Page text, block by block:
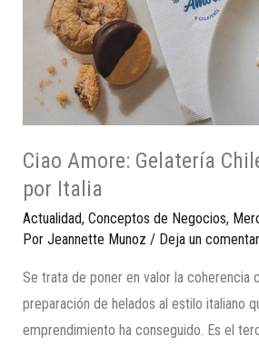
Ciao Amore: Gelatería
por Italia
Actualidad, Conceptos de Negocios,
Por Jeannette Munoz / Deja un
Se trata de poner en valor la coherencia
preparación de helados al estilo italiano
emprendimiento ha conseguido. Es el